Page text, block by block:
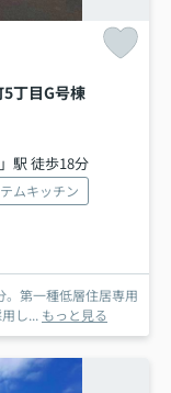
丁目G号棟
駅 徒歩18分
ムキッチン
第一種低層住居専用
し... もっと見る